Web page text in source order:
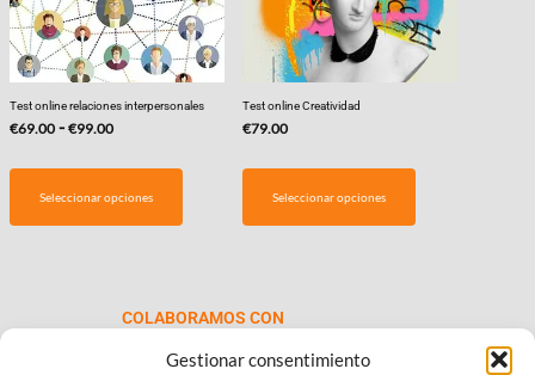
Gestionar consentimiento
Test online relaciones interpersonales
€69.00 - €99.00Rango
Seleccionar opciones
opciones
se
Test online Creatividad
€79.00
Seleccionar opciones
COLABORAMOS CON